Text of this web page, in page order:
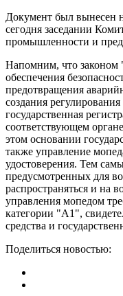
Документ был вынесен
сегодня заседании
промышленности и
Напомним, что
обеспечения
предотвращения
создания
государственная
соответствующем
этом основании
также управление
удостоверения. Тем
предусмотренных для
распространяться и на
управления мопедом
категории "A1",
средства и
Поделиться новостью: